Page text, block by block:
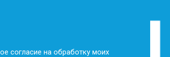
согласие на обработку моих